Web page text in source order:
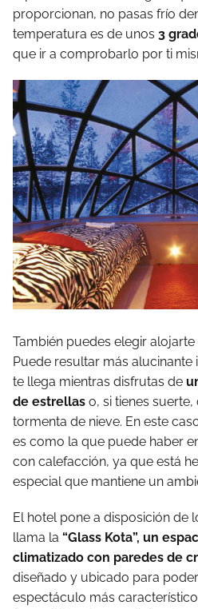
proporcionan, no pasas frío
temperatura es de unos 3
que ir a comprobarlo por ti
También puedes elegir alojarte
Puede resultar más
te llega mientras disfrutas de
de estrellas o, si tienes
tormenta de nieve. En este
es como la que puede haber
con calefacción, ya que está
especial que mantiene un
El hotel pone a disposición de
llama la “Glass Kota”, un
climatizado con paredes de
diseñado y ubicado para
espectáculo más